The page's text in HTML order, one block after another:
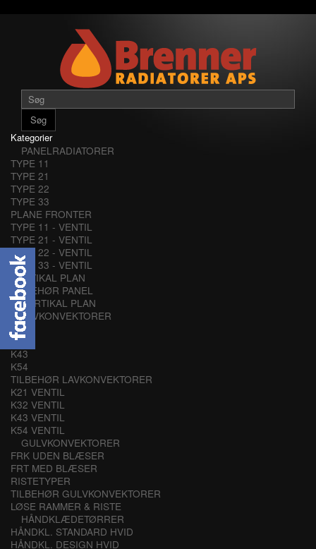
Søg
Kategorier
PANELRADIATORER
TYPE 11
TYPE 21
TYPE 22
TYPE 33
PLANE FRONTER
TYPE 11 - VENTIL
TYPE 21 - VENTIL
TYPE 22 - VENTIL
TYPE 33 - VENTIL
VERTIKAL PLAN
TILBEHØR PANEL
VERTIKAL PLAN
LAVKONVEKTORER
K21
K32
K43
K54
TILBEHØR LAVKONVEKTORER
K21 VENTIL
K32 VENTIL
K43 VENTIL
K54 VENTIL
GULVKONVEKTORER
FRK UDEN BLÆSER
FRT MED BLÆSER
RISTETYPER
TILBEHØR GULVKONVEKTORER
LØSE RAMMER & RISTE
HÅNDKLÆDETØRRER
HÅNDKL. STANDARD HVID
HÅNDKL. DESIGN HVID